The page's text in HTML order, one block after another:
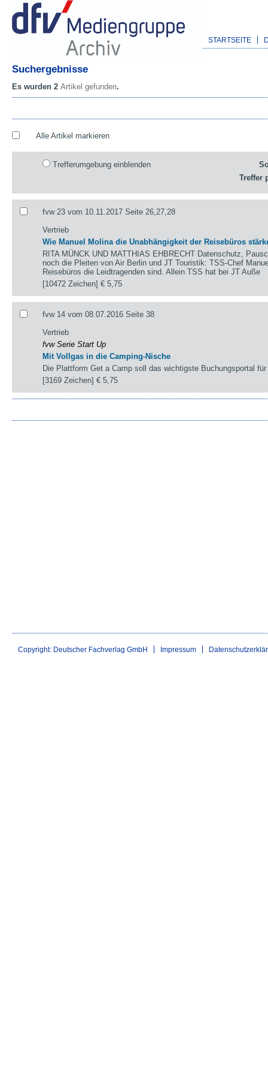
STARTSEITE
Suchergebnisse
Es wurden 2 Artikel gefunden.
Alle Artikel markieren
Trefferumgebung einblenden
Treffer
fvw 23 vom 10.11.2017 Seite 26,27,28
Vertrieb
Wie Manuel Molina die Unabhängigkeit der Reisebüros
RITA MÜNCK UND MATTHIAS EHBRECHT Datenschutz,
noch die Pleiten von Air Berlin und JT Touristik: TSS-Chef
Reisebüros die Leidtragenden sind. Allein TSS hat bei JT Auße
[10472 Zeichen]€ 5,75
fvw 14 vom 08.07.2016 Seite 38
Vertrieb
fvw Serie Start Up
Mit Vollgas in die Camping-Nische
Die Plattform Get a Camp soll das wichtigste Buchungsportal für
[3169 Zeichen]€ 5,75
Copyright: Deutscher Fachverlag GmbH Impressum